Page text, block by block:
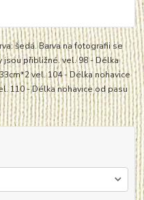
šedá. Barva na fotografii se
jsou přibližné. vel. 98 - Délka
vel. 104 - Délka nohavice
110 - Délka nohavice od pasu